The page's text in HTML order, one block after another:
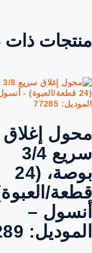
منتجات
محول إغلاق
سريع 3/4
بوصة، (24
قطعة/
أنسول –
الموديل: 77289